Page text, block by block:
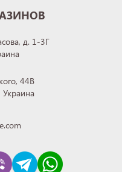
д. 1-3Г
44В
Украина